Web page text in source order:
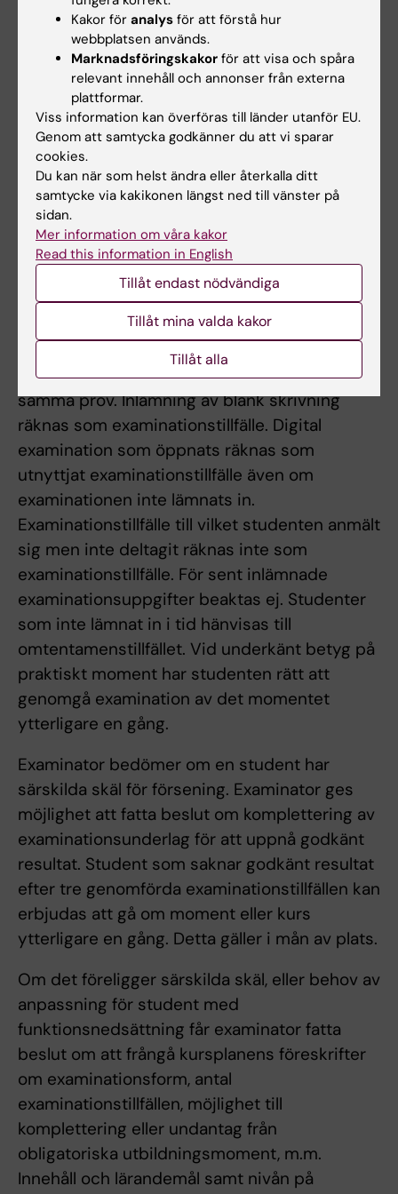
nästa gång kursen ges.
Vid frånvaro från seminariet skall skriftlig
ersättningsuppgift inlämnas för godkännande
enligt kursansvarigs anvisningar.
Student som ej är godkänd efter ordinarie
examinationstillfälle har rätt att delta vid
ytterligare fem examinationstillfällen. Detta
gäller inte då kursen har upphört eller
genomgått större förändringar.
Om studenten genomfört sex underkända
tentamina/prov ges inte något ytterligare
examinationstillfälle. Som examinationstillfälle
räknas de gånger studenten deltagit i ett och
samma prov. Inlämning av blank skrivning
räknas som examinationstillfälle. Digital
examination som öppnats räknas som
utnyttjat examinationstillfälle även om
examinationen inte lämnats in.
Examinationstillfälle till vilket studenten anmält
sig men inte deltagit räknas inte som
examinationstillfälle. För sent inlämnade
examinationsuppgifter beaktas ej. Studenter
som inte lämnat in i tid hänvisas till
omtentamenstillfället. Vid underkänt betyg på
praktiskt moment har studenten rätt att
genomgå examination av det momentet
ytterligare en gång.
Examinator bedömer om en student har
särskilda skäl för försening. Examinator ges
möjlighet att fatta beslut om komplettering av
examinationsunderlag för att uppnå godkänt
resultat. Student som saknar godkänt resultat
efter tre genomförda examinationstillfällen kan
erbjudas att gå om moment eller kurs
ytterligare en gång. Detta gäller i mån av plats.
Om det föreligger särskilda skäl, eller behov av
anpassning för student med
funktionsnedsättning får examinator fatta
beslut om att frångå kursplanens föreskrifter
om examinationsform, antal
examinationstillfällen, möjlighet till
komplettering eller undantag från
obligatoriska utbildningsmoment, m.m.
Innehåll och lärandemål samt nivån på
Kakor för analys för att förstå hur
webbplatsen används.
Marknadsföringskakor för att visa och spåra
relevant innehåll och annonser från externa
plattformar.
Viss information kan överföras till länder utanför EU.
Genom att samtycka godkänner du att vi sparar
cookies.
Du kan när som helst ändra eller återkalla ditt
samtycke via kakikonen längst ned till vänster på
sidan.
Mer information om våra kakor
Read this information in English
Tillåt endast nödvändiga
Tillåt mina valda kakor
Tillåt alla